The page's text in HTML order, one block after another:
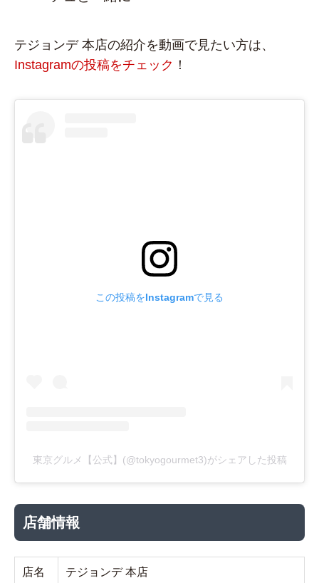
テジョンデ 本店の紹介を動画で見たい方は、
Instagramの投稿をチェック ！
この投稿をInstagramで見る
東京グルメ【公式】(@tokyogourmet3)がシェアした投稿
店舗情報
店名 テジョンデ 本店